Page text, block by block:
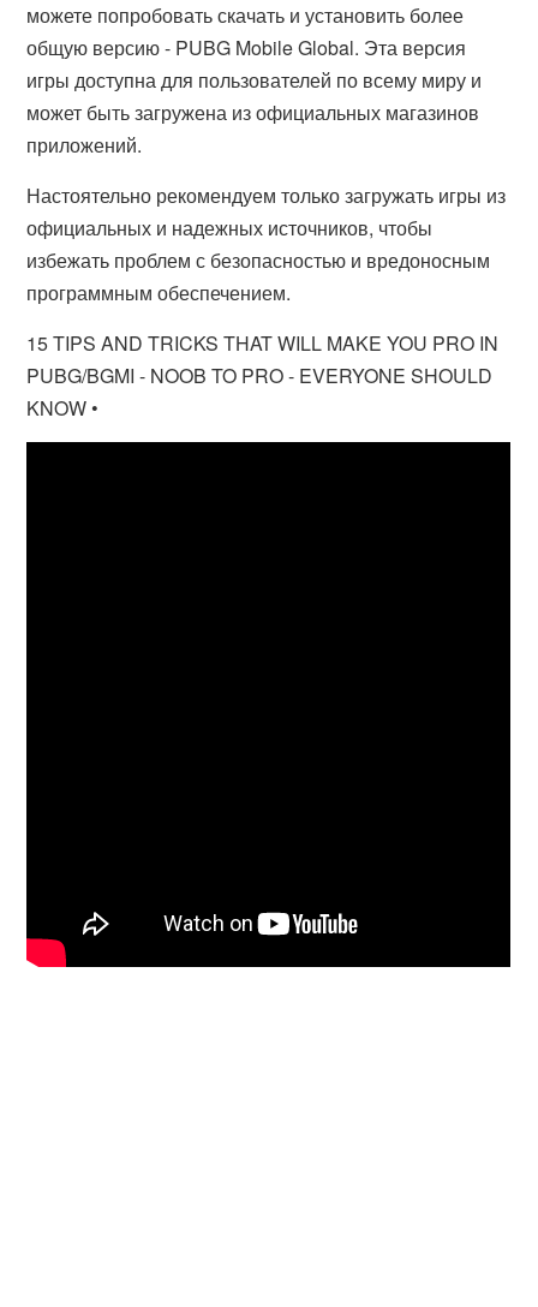
можете попробовать скачать и установить более
общую версию - PUBG Mobile Global. Эта версия
игры доступна для пользователей по всему миру и
может быть загружена из официальных магазинов
приложений.
Настоятельно рекомендуем только загружать игры из
официальных и надежных источников, чтобы
избежать проблем с безопасностью и вредоносным
программным обеспечением.
15 TIPS AND TRICKS THAT WILL MAKE YOU PRO IN
PUBG/BGMI - NOOB TO PRO - EVERYONE SHOULD
KNOW •